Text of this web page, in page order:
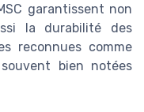
garantissent non
la durabilité des
reconnues comme
bien notées